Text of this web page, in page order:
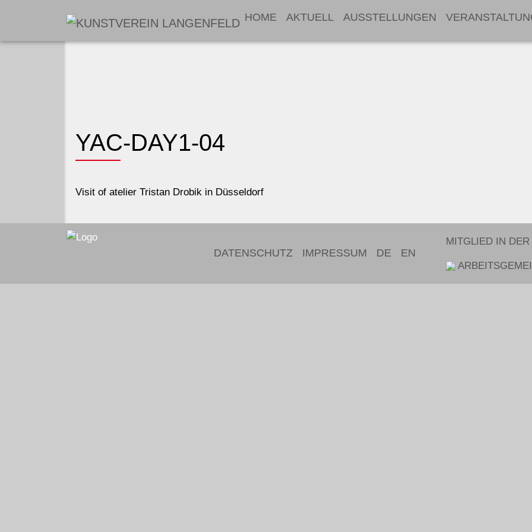
HOME AKTUELL AUSSTELLUNGEN
YAC-DAY1-04
Visit of atelier Tristan Drobik in Düsseldorf
DATENSCHUTZ IMPRESSUM DE EN
MITGLIED IN DER